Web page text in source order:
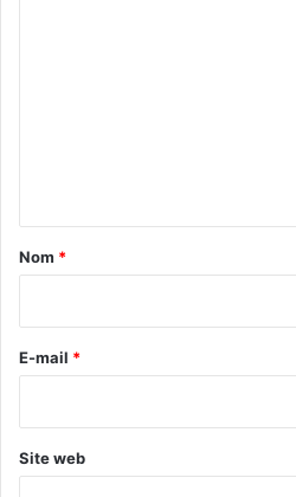
a
e
Nom *
E-mail *
Site web